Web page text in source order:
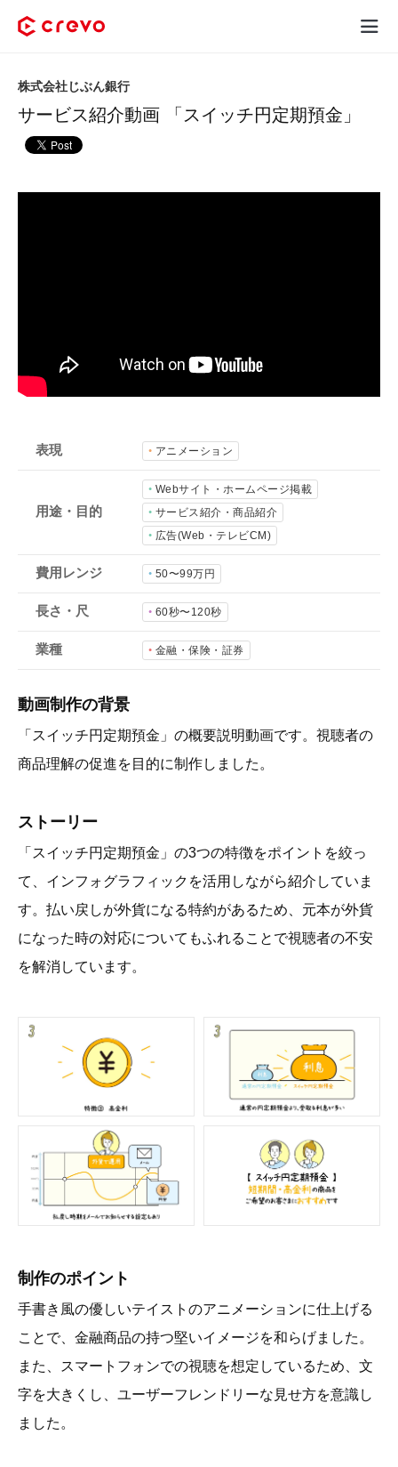
採用コンテンツ制作
お役立ち情報
会社概要
採用情報
- 動画に関するご相談はこちら -
お問合わせ・無料見積もり
サービス紹介動画 「スイッチ円定期預金」
株式会社じぶん銀行
表現 アニメーション
用途・目的
Webサイト・ホームページ掲載
サービス紹介・商品紹介
広告(Web・テレビCM)
費用レンジ 50〜99万円
長さ・尺 60秒〜120秒
業種 金融・保険・証券
動画制作の背景
「スイッチ円定期預金」の概要説明動画です。視聴者の
商品理解の促進を目的に制作しました。
ストーリー
「スイッチ円定期預金」の3つの特徴をポイントを絞っ
て、インフォグラフィックを活用しながら紹介していま
す。払い戻しが外貨になる特約があるため、元本が外貨
になった時の対応についてもふれることで視聴者の不安
を解消しています。
制作のポイント
手書き風の優しいテイストのアニメーションに仕上げる
ことで、金融商品の持つ堅いイメージを和らげました。
また、スマートフォンでの視聴を想定しているため、文
字を大きくし、ユーザーフレンドリーな見せ方を意識し
ました。